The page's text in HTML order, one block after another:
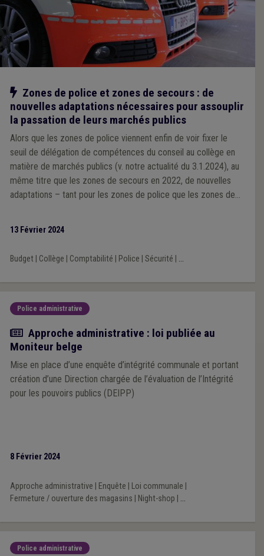
Notre action
Zones de police et zones de secours : de
nouvelles adaptations nécessaires pour assouplir
la passation de leurs marchés publics
Alors que les zones de police viennent enfin de voir fixer le
seuil de délégation de compétences du conseil au collège en
matière de marchés publics (v. notre actualité du 3.1.2024), au
même titre que les zones de secours en 2022, de nouvelles
adaptations – tant pour les zones de police que les zones de
13 Février 2024
Budget| Collège Comptabilité Police Sécurité ...
Police administrative
Actualité
Approche administrative : loi publiée au
Moniteur belge
Mise en place d’une enquête d’intégrité communale et portant
création d’une Direction chargée de l’évaluation de l’Intégrité
pour les pouvoirs publics (DEIPP)
8 Février 2024
Approche administrative Enquête Loi communale
Fermeture / ouverture des magasins
Night-shop ...
Police administrative